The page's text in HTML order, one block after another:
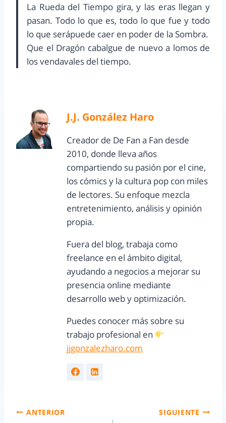
La Rueda del Tiempo gira, y las eras llegan y
pasan. Todo lo que es, todo lo que fue y todo
lo que serápuede caer en poder de la Sombra.
Que el Dragón cabalgue de nuevo a lomos de
los vendavales del tiempo.
J.J. González Haro
Creador de De Fan a Fan desde
2010, donde lleva años
compartiendo su pasión por el cine,
los cómics y la cultura pop con miles
de lectores. Su enfoque mezcla
entretenimiento, análisis y opinión
propia.
Fuera del blog, trabaja como
freelance en el ámbito digital,
ayudando a negocios a mejorar su
presencia online mediante
desarrollo web y optimización.
Puedes conocer más sobre su
trabajo profesional en
jjgonzalezharo.com
ANTERIOR SIGUIENTE